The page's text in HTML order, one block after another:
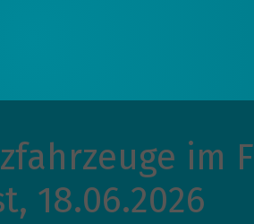
im
18.06.2026